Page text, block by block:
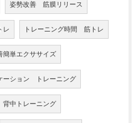
姿勢改善 筋膜リリース
レ トレーニング時間 筋トレ
簡単エクササイズ
ーション トレーニング
背中トレーニング